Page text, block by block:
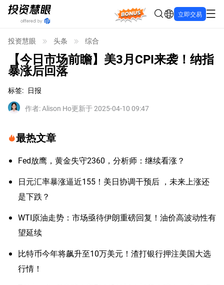
Bonus 立即交易
投资慧眼 头条 综合
【今日市场前瞻】美3月CPI来袭！纳指
暴涨后回落
标签: 日报
作者:Alison Ho更新于 2025-04-10 09:47
最热文章
Fed放鹰，黄金失守2360，分析师：继续看涨？
日元汇率暴涨逼近155！美日协调干预后 ，未来上涨还
是下跌？
WTI原油走势：市场亟待伊朗重磅回复！油价高波动性有
望延续
比特币今年将飙升至10万美元！渣打银行押注美国大选
行情！